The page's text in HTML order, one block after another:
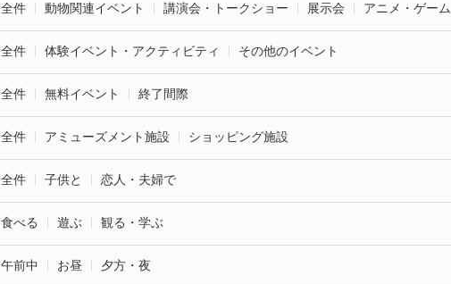
全件 動物関連イベント 講演会・トークショー 展示会 アニメ・ゲーム
全件 体験イベント・アクティビティ その他のイベント
全件 無料イベント 終了間際
全件 アミューズメント施設 ショッピング施設
全件 子供と 恋人・夫婦で
食べる 遊ぶ 観る・学ぶ
午前中 お昼 夕方・夜